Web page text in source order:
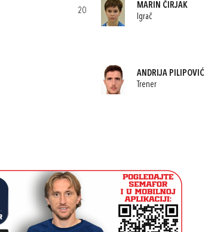
20
MARIN ČIRJAK
Igrač
ANDRIJA PILIPOVIĆ
Trener